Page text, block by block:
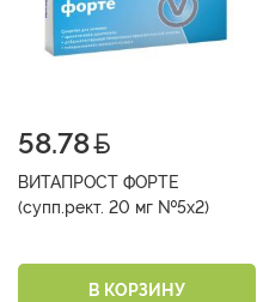
58.78
ВИТАПРОСТ ФОРТЕ
(супп.рект. 20 мг №5х2)
В КОРЗИНУ